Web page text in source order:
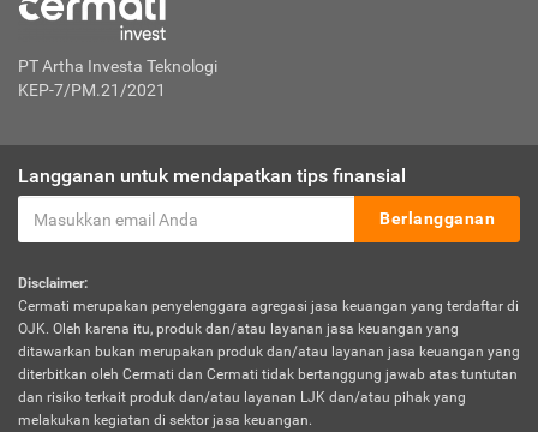
PT Artha Investa Teknologi
KEP-7/PM.21/2021
Langganan untuk mendapatkan tips finansial
Berlangganan
Disclaimer:
Cermati merupakan penyelenggara agregasi jasa keuangan yang terdaftar di
OJK. Oleh karena itu, produk dan/atau layanan jasa keuangan yang
ditawarkan bukan merupakan produk dan/atau layanan jasa keuangan yang
diterbitkan oleh Cermati dan Cermati tidak bertanggung jawab atas tuntutan
dan risiko terkait produk dan/atau layanan LJK dan/atau pihak yang
melakukan kegiatan di sektor jasa keuangan.